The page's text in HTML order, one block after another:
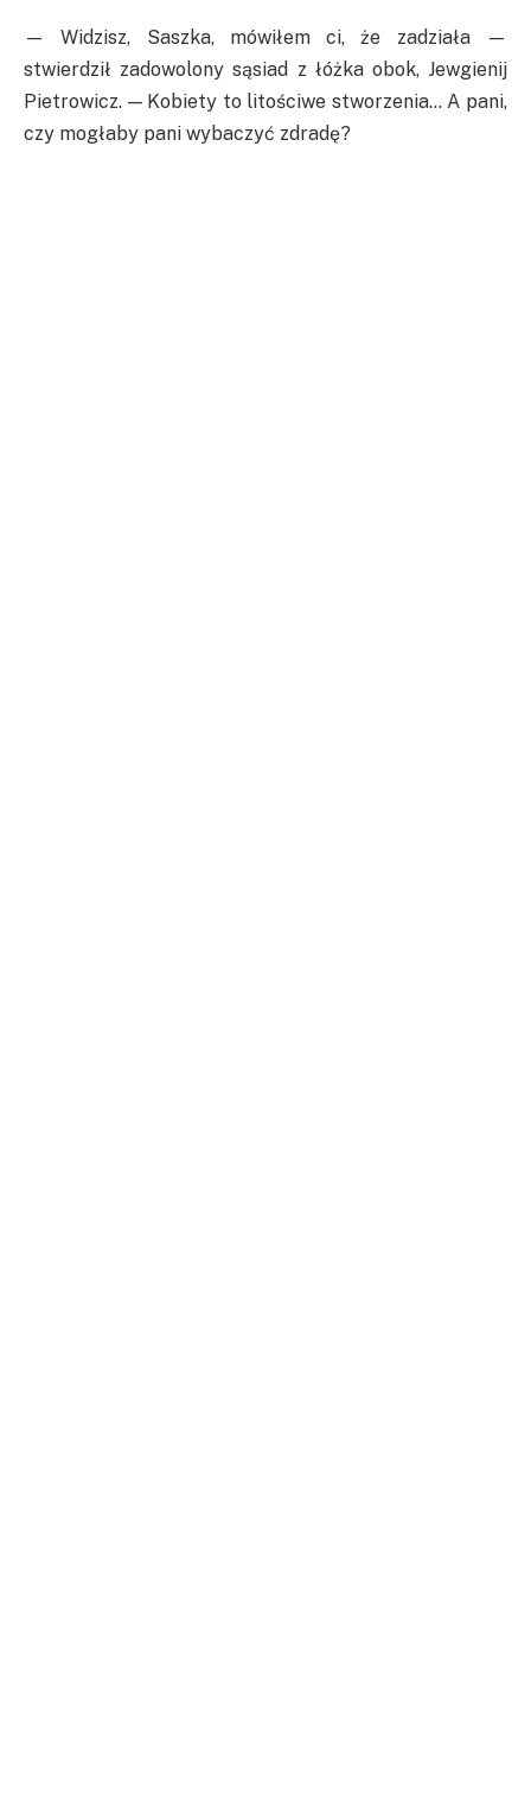
— Widzisz, Saszka, mówiłem ci, że zadziała —
stwierdził zadowolony sąsiad z łóżka obok, Jewgienij
Pietrowicz. — Kobiety to litościwe stworzenia… A pani,
czy mogłaby pani wybaczyć zdradę?